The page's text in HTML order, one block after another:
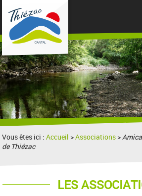
Vous êtes ici :Accueil >Associations >
de Thiézac
LES